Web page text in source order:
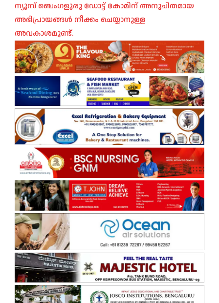
ന്യൂസ് ബെംഗളൂരു ഡോട്ട് കോമിന് അനുചിതമായ
അഭിപ്രായങ്ങൾ നീക്കം ചെയ്യാനുള്ള
അവകാശമുണ്ട്.